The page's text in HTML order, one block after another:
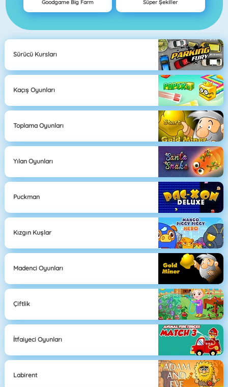
Goodgame Big Farm Süper Şekiller
Sürücü Kursları
Kaçış Oyunları
Toplama Oyunları
Yılan Oyunları
Puckman
Kızgın Kuşlar
Madenci Oyunları
Çiftlik
İtfaiyeci Oyunları
Labirent